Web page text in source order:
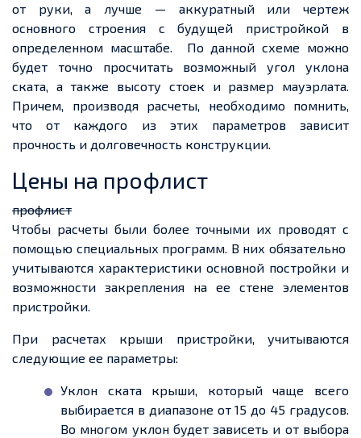
от руки, а лучше — аккуратный иличертеж
основного строения с будущей пристройкой в
определенном масштабе. По данной схеме можно
будет точно просчитать возможный угол уклона
ската, а также высоту стоек и размер мауэрлата.
Причем, производя расчеты, необходимо помнить,
что от каждого из этих параметров зависит
прочность и долговечность конструкции.
Цены на профлист
профлист
Чтобы расчетыбыли более точными их проводят с
помощью специальных программ. В них обязательно
учитываются характеристики основной постройки и
возможности закрепления на ее стене элементов
пристройки.
При расчетах крыши пристройки, учитываются
следующие ее параметры:
Уклон ската крыши, который чаще всего
выбирается в диапазоне от 15 до 45 градусов.
Во многом уклон будет зависеть и от выбора